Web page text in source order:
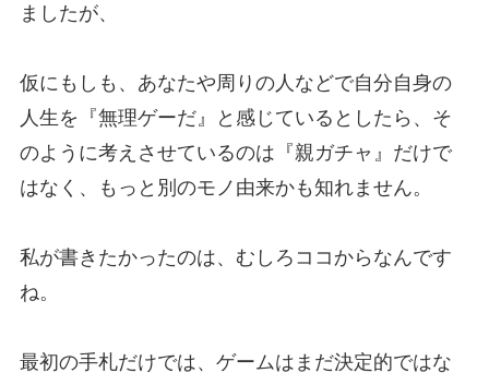
ましたが、
仮にもしも、あなたや周りの人などで自分自身の
人生を『無理ゲーだ』と感じているとしたら、そ
のように考えさせているのは『親ガチャ』だけで
はなく、もっと別のモノ由来かも知れません。
私が書きたかったのは、むしろココからなんです
ね。
最初の手札だけでは、ゲームはまだ決定的ではな